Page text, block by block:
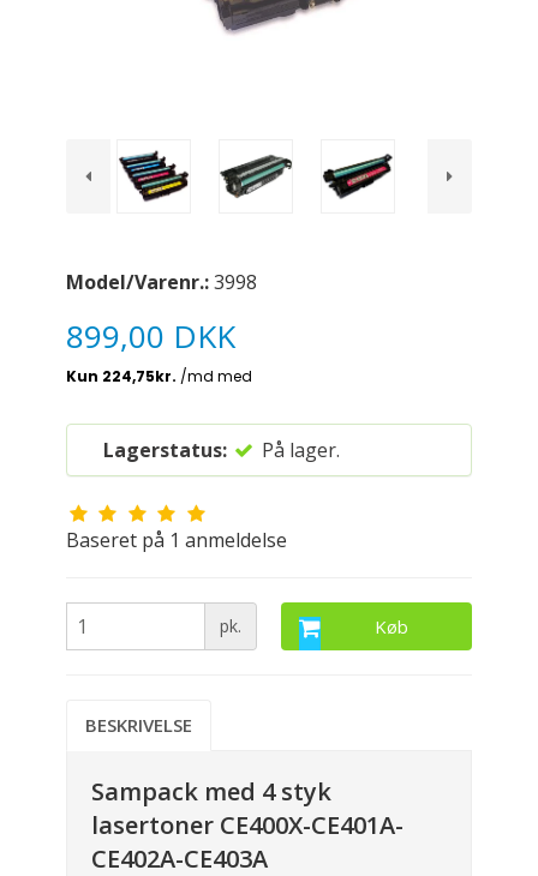
Model/Varenr.:3998
899,00 DKK
Lagerstatus: På lager.
Baseret på 1 anmeldelse
pk. Køb
BESKRIVELSE
Sampack med 4 styk
lasertoner CE400X-CE401A-
CE402A-CE403A